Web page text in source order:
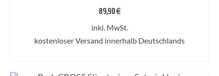
89,90€
inkl. MwSt.
kostenloser Versand innerhalb Deutschlands